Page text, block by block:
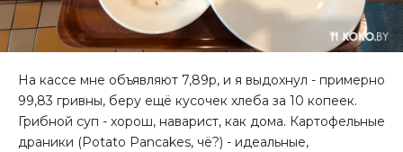
На кассе мне объявляют 7,89р, и я выдохнул - примерно
99,83 гривны, беру ещё кусочек хлеба за 10 копеек.
Грибной суп - хорош, наварист, как дома. Картофельные
драники (Potato Pancakes, чё?) - идеальные,